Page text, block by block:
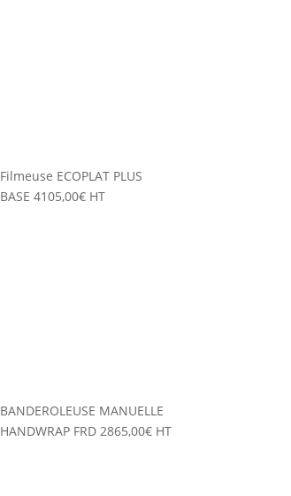
Filmeuse ECOPLAT PLUS
BASE 4105,00€ HT
BANDEROLEUSE MANUELLE
HANDWRAP FRD 2865,00€ HT